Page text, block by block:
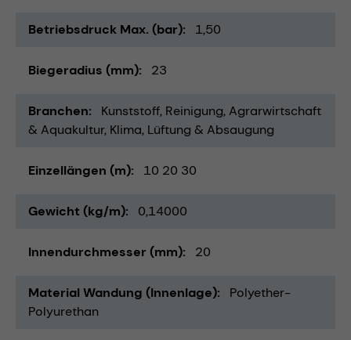
Betriebsdruck Max. (bar) 1,50
Biegeradius (mm) 23
Branchen Kunststoff Reinigung Agrarwirtschaft
& Aquakultur Klima, Lüftung & Absaugung
Einzellängen (m) 10 20 30
Gewicht (kg/m) 0,14000
Innendurchmesser (mm) 20
Material Wandung (Innenlage)
Polyether-
Polyurethan